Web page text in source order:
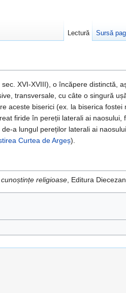
XVI-XVIII), o încăpere distinctă,
transversale, cu câte o singură
aceste biserici (ex. la biserica
firide în pereții laterali ai
a lungul pereților laterali ai
Curtea de Argeș).
religioase , Editura
Lectură Sursă